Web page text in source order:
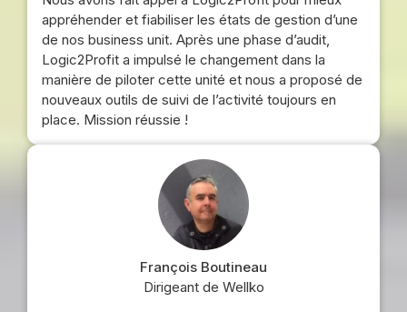
appréhender et fiabiliser les états de gestion d’une
de nos business unit. Après une phase d’audit,
Logic2Profit a impulsé le changement dans la
manière de piloter cette unité et nous a proposé de
nouveaux outils de suivi de l’activité toujours en
place. Mission réussie !
François Boutineau
Dirigeant de Wellko